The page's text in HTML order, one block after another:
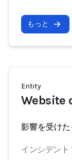
もっと
Entity
Website
影響を受け
インシデント